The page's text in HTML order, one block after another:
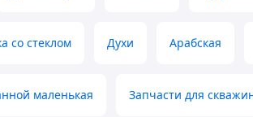
со стеклом Духи Арабская
маленькая Запчасти для